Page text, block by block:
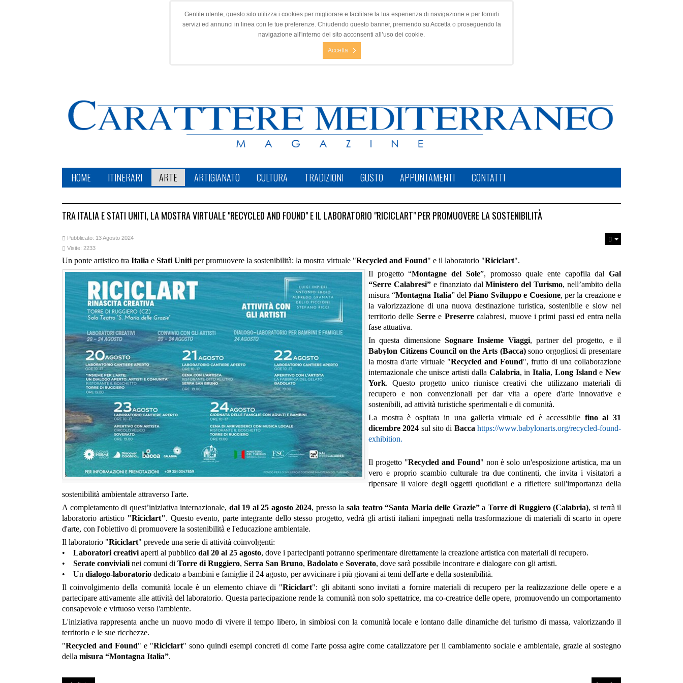
Gentile utente, questo sito utilizza i cookies per migliorare e facilitare la tua esperienza di navigazione e per fornirti
servizi ed annunci in linea con le tue preferenze. Chiudendo questo banner, premendo su Accetta o proseguendo la
navigazione all'interno del sito acconsenti all’uso dei cookie.
Accetta
HOME ITINERARI ARTE ARTIGIANATO CULTURA TRADIZIONI GUSTO APPUNTAMENTI CONTATTI
TRA ITALIA E STATI UNITI, LA MOSTRA VIRTUALE "RECYCLED AND FOUND" E IL LABORATORIO "RICICLART" PER PROMUOVERE LA SOSTENIBILITÀ
Pubblicato: 13 Agosto 2024
Visite: 2233
Un ponte artistico tra Italia e Stati Uniti per promuovere la sostenibilità: la mostra virtuale "Recycled and Found" e il laboratorio "Riciclart".
Il progetto “Montagne del Sole”, promosso quale ente capofila dalGal
“Serre Calabresi”e finanziato dalMinistero del Turismo, nell’ambito della
misura “Montagna Italia” delPiano Sviluppo e Coesione, per la creazione e
la valorizzazione di una nuova destinazione turistica, sostenibile e slow nel
territorio delle Serree Preserrecalabresi, muove i primi passi ed entra nella
fase attuativa.
In questa dimensione Sognare Insieme Viaggi, partner del progetto, e il
Babylon Citizens Council on the Arts (Bacca)sono orgogliosi di presentare
la mostra d'arte virtuale "Recycled and Found", frutto di una collaborazione
internazionale che unisce artisti dalla Calabria, inItalia, Long Island eNew
York. Questo progetto unico riunisce creativi che utilizzano materiali di
recupero e non convenzionali per dar vita a opere d'arte innovative e
sostenibili, ad attività turistiche sperimentali e di comunità.
La mostra è ospitata in una galleria virtuale ed è accessibile fino al 31
dicembre 2024 sul sito di Bacca https://www.babylonarts.org/recycled-found-
exhibition.
Il progetto "Recycled and Found" non è solo un'esposizione artistica, ma un
vero e proprio scambio culturale tra due continenti, che invita i visitatori a
ripensare il valore degli oggetti quotidiani e a riflettere sull'importanza della
sostenibilità ambientale attraverso l'arte.
A completamento di quest’iniziativa internazionale, dal 19 al 25 agosto 2024, presso lasala teatro “Santa Maria delle Grazie”a Torre di Ruggiero (Calabria), si terrà il
laboratorio artistico "Riciclart". Questo evento, parte integrante dello stesso progetto, vedrà gli artisti italiani impegnati nella trasformazione di materiali di scarto in opere
d'arte, con l'obiettivo di promuovere la sostenibilità e l'educazione ambientale.
Il laboratorio "Riciclart" prevede una serie di attività coinvolgenti:
• Laboratori creativi aperti al pubblico dal 20 al 25 agosto, dove i partecipanti potranno sperimentare direttamente la creazione artistica con materiali di recupero.
• Serate conviviali nei comuni di Torre di Ruggiero, Serra San Bruno, Badolato e Soverato, dove sarà possibile incontrare e dialogare con gli artisti.
• Un dialogo-laboratorio dedicato a bambini e famiglie il 24 agosto, per avvicinare i più giovani ai temi dell'arte e della sostenibilità.
Il coinvolgimento della comunità locale è un elemento chiave di "Riciclart": gli abitanti sono invitati a fornire materiali di recupero per la realizzazione delle opere e a
partecipare attivamente alle attività del laboratorio. Questa partecipazione rende la comunità non solo spettatrice, ma co-creatrice delle opere, promuovendo un comportamento
consapevole e virtuoso verso l'ambiente.
L'iniziativa rappresenta anche un nuovo modo di vivere il tempo libero, in simbiosi con la comunità locale e lontano dalle dinamiche del turismo di massa, valorizzando il
territorio e le sue ricchezze.
"Recycled and Found" e "Riciclart" sono quindi esempi concreti di come l'arte possa agire come catalizzatore per il cambiamento sociale e ambientale, grazie al sostegno
della misura “Montagna Italia”.